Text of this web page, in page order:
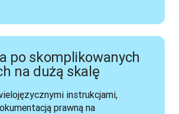
po skomplikowanych
na dużą skalę
instrukcjami,
prawną na